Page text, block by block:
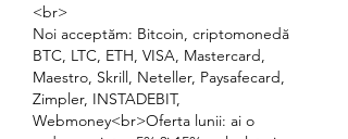
<br>
Noi acceptăm: Bitcoin, criptomonedă
BTC, LTC, ETH, VISA, Mastercard,
Maestro, Skrill, Neteller, Paysafecard,
Zimpler, INSTADEBIT,
Webmoney<br>Oferta lunii: ai o